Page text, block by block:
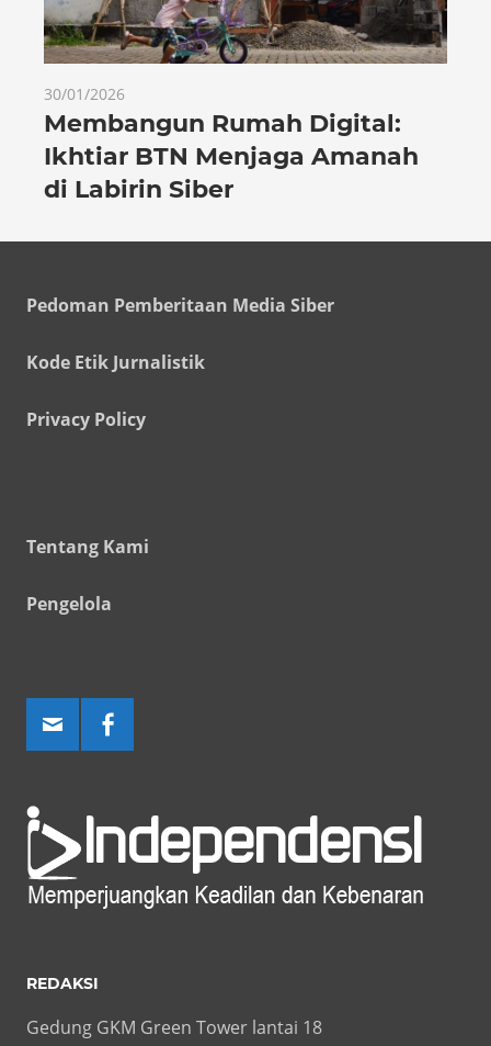
30/01/2026
Membangun Rumah Digital:
Ikhtiar BTN Menjaga Amanah
di Labirin Siber
Pedoman Pemberitaan Media Siber
Kode Etik Jurnalistik
Privacy Policy
Tentang Kami
Pengelola
REDAKSI
Gedung GKM Green Tower lantai 18